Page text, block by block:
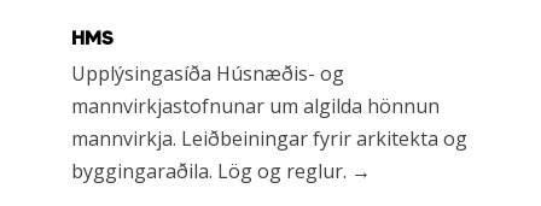
HMS
Upplýsingasíða Húsnæðis- og
mannvirkjastofnunar um algilda hönnun
mannvirkja. Leiðbeiningar fyrir arkitekta og
byggingaraðila. Lög og reglur. →
hms.is